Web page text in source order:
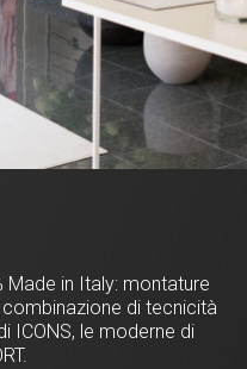
in Italy: montature
di tecnicità
ICONS, le moderne di